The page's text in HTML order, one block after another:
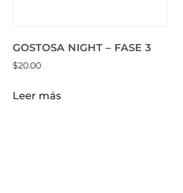
GOSTOSA NIGHT – FASE 3
$20.00
Leer más